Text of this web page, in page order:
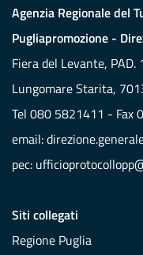
Agenzia Regionale del
Pugliapromozione -
Fiera del Levante, PAD.
Lungomare Starita,
Tel 080 5821411 - Fax
email:
pec:
Siti collegati
Regione Puglia